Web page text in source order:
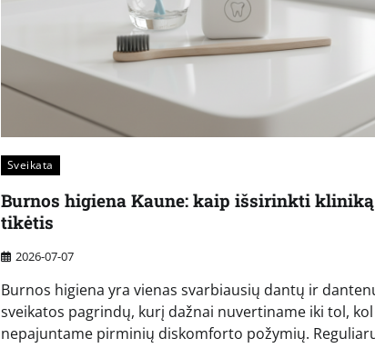
Sveikata
Burnos higiena Kaune: kaip išsirinkti
tikėtis
2026-07-07
Burnos higiena yra vienas svarbiausių dantų ir
sveikatos pagrindų, kurį dažnai nuvertiname iki tol, kol
nepajuntame pirminių diskomforto požymių.